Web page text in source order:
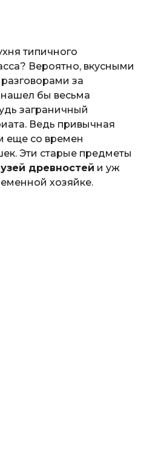
типичного
Вероятно, вкусными
за
бы весьма
заграничный
Ведь привычная
еще со времен
Эти старые предметы
древностей и уж
хозяйке.